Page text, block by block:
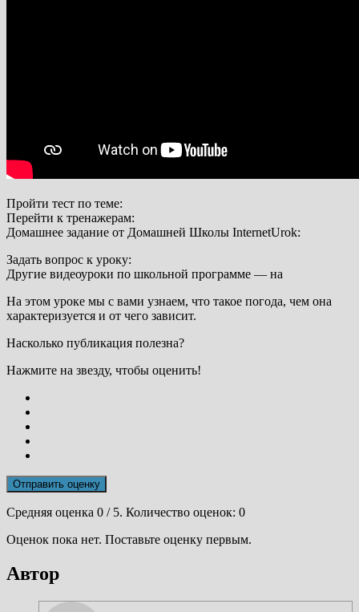
Пройти тест по теме:
Перейти к тренажерам:
Домашнее задание от Домашней Школы InternetUrok:
Задать вопрос к уроку:
Другие видеоуроки по школьной программе — на
На этом уроке мы с вами узнаем, что такое погода, чем она
характеризуется и от чего зависит.
Насколько публикация полезна?
Нажмите на звезду, чтобы оценить!
Отправить оценку
Средняя оценка 0 / 5. Количество оценок: 0
Оценок пока нет. Поставьте оценку первым.
Автор